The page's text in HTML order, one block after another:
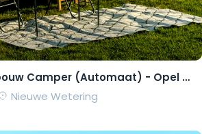
Ecologische Zelfbouw Camper (Automaat) - Opel Movano 2015 – Richard
Nieuwe Wetering